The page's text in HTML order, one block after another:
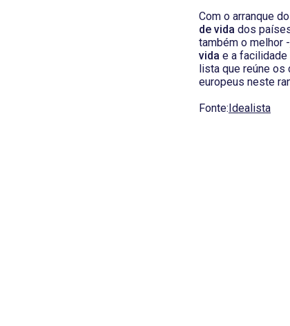
Com o arranque
de vida dos
também o melhor
vida e a
lista que reúne os
europeus neste
Fonte:Idealista